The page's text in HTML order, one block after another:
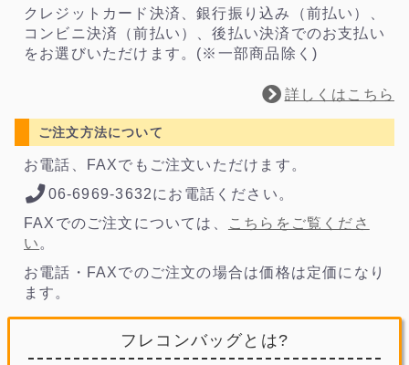
クレジットカード決済、銀行振り込み（前払い）、
コンビニ決済（前払い）、後払い決済でのお支払い
をお選びいただけます。(※一部商品除く)
詳しくはこちら
ご注文方法について
お電話、FAXでもご注文いただけます。
06-6969-3632にお電話ください。
FAXでのご注文については、
こちらをご覧くださ
い。
お電話・FAXでのご注文の場合は価格は定価になり
ます。
フレコンバッグとは?